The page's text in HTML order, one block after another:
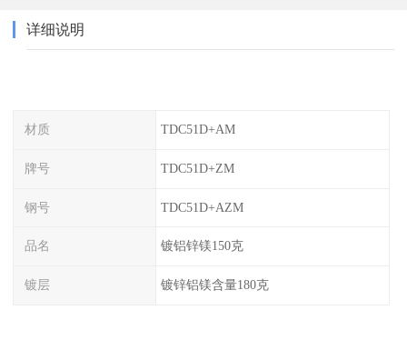
详细说明
材质 TDC51D+AM
牌号 TDC51D+ZM
钢号 TDC51D+AZM
品名 镀铝锌镁150克
镀层 镀锌铝镁含量180克